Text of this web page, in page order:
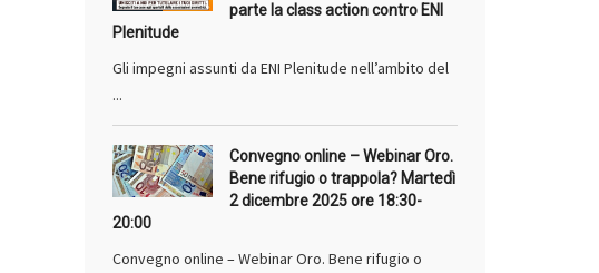
parte la class action contro ENI
Plenitude
Gli impegni assunti da ENI Plenitude nell’ambito del
...
Convegno online – Webinar Oro.
Bene rifugio o trappola? Martedì
2 dicembre 2025 ore 18:30-
20:00
Convegno online – Webinar Oro. Bene rifugio o